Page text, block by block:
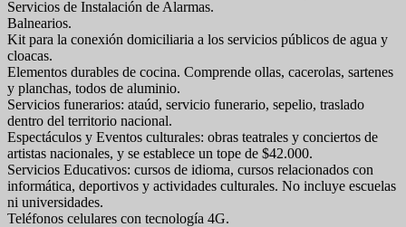
Servicios de Instalación de Alarmas.
Balnearios.
Kit para la conexión domiciliaria a los servicios públicos de agua y
cloacas.
Elementos durables de cocina. Comprende ollas, cacerolas, sartenes
y planchas, todos de aluminio.
Servicios funerarios: ataúd, servicio funerario, sepelio, traslado
dentro del territorio nacional.
Espectáculos y Eventos culturales: obras teatrales y conciertos de
artistas nacionales, y se establece un tope de $42.000.
Servicios Educativos: cursos de idioma, cursos relacionados con
informática, deportivos y actividades culturales. No incluye escuelas
ni universidades.
Teléfonos celulares con tecnología 4G.